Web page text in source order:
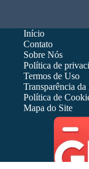
Início
Contato
Sobre Nós
Política de
Termos de Uso
Transparência da
Política de
Mapa do Site